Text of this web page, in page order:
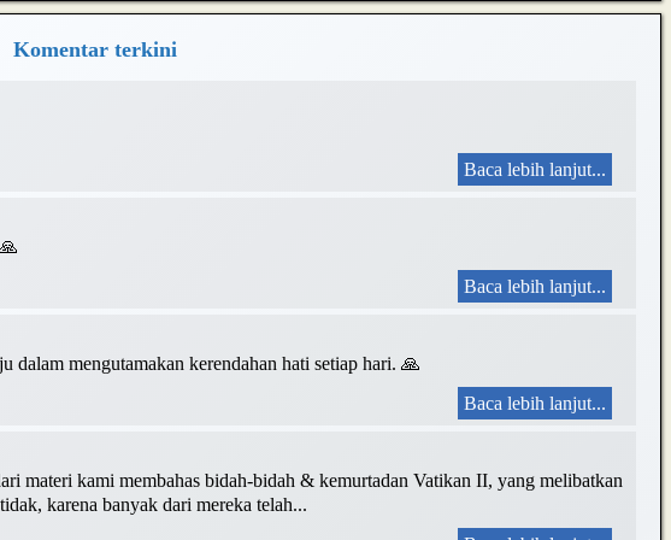
Komentar terkini
Baca lebih lanjut...
Baca lebih lanjut...
dalam mengutamakan kerendahan hati setiap hari. 🙏
Baca lebih lanjut...
materi kami membahas bidah-bidah & kemurtadan Vatikan II, yang melibatkan
karena banyak dari mereka telah...